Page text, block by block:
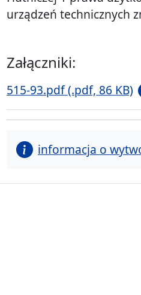
urządzeń technicznych
Załączniki:
515-93.pdf (.pdf, 86 KB)
informacja o